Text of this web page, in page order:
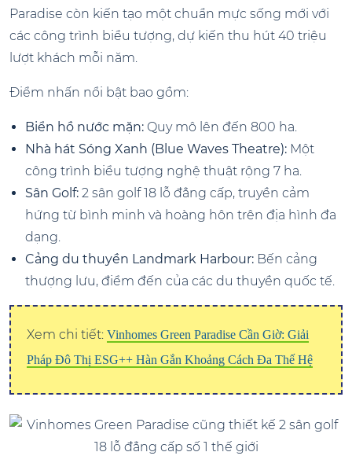
Paradise còn kiến tạo một chuẩn mực sống mới với
các công trình biểu tượng, dự kiến thu hút 40 triệu
lượt khách mỗi năm.
Điểm nhấn nổi bật bao gồm:
Biển hồ nước mặn: Quy mô lên đến 800 ha.
Nhà hát Sóng Xanh (Blue Waves Theatre): Một
công trình biểu tượng nghệ thuật rộng 7 ha.
Sân Golf: 2 sân golf 18 lỗ đẳng cấp, truyền cảm
hứng từ bình minh và hoàng hôn trên địa hình đa
dạng.
Cảng du thuyền Landmark Harbour: Bến cảng
thượng lưu, điểm đến của các du thuyền quốc tế.
Xem chi tiết: Vinhomes Green Paradise Cần Giờ: Giải
Pháp Đô Thị ESG++ Hàn Gắn Khoảng Cách Đa Thế Hệ